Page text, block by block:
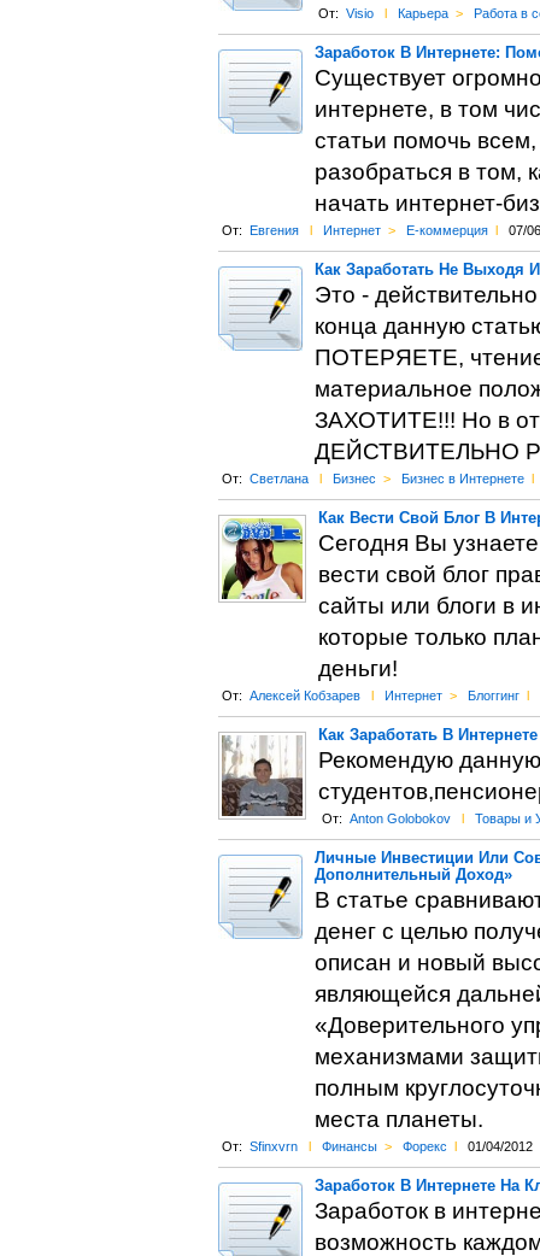
От: Visio l Карьера > Работа в
Заработок В Интернете:
Существует
интернете, в том
статьи помочь
разобраться в том,
начать интернет-
От: Евгения l Интернет > Е-коммерция l 07/
Как Заработать Не Выходя
Это -
конца данную
ПОТЕРЯЕТЕ,
материальное
ЗАХОТИТЕ!!! Но в
ДЕЙСТВИТЕЛЬНО
От: Светлана l Бизнес > Бизнес в Интернете l
Как Вести Свой Блог В
Сегодня Вы узнаете
вести свой блог
сайты или блоги в
которые только
деньги!
От: Алексей Кобзарев l Интернет > Блоггинг l
Как Заработать В
Рекомендую данную
От: Anton Golobokov l Товары и
Личные Инвестиции Или
Дополнительный Доход»
В статье
денег с целью
описан и новый
являющейся
«Доверительного
механизмами
полным
места планеты.
От: Sfinxvrn l Финансы > Форекс l 01/04/2012
Заработок В Интернете На
Заработок в
возможность